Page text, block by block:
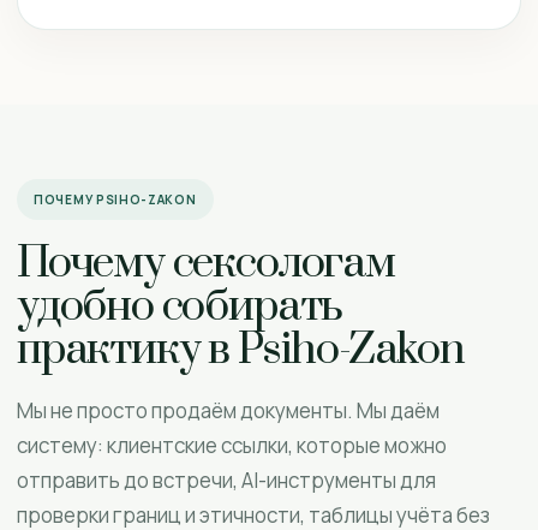
ПОЧЕМУ PSIHO-ZAKON
Почему сексологам
удобно собирать
практику в Psiho-Zakon
Мы не просто продаём документы. Мы даём
систему: клиентские ссылки, которые можно
отправить до встречи, AI-инструменты для
проверки границ и этичности, таблицы учёта без